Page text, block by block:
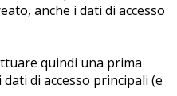
anche i dati di accesso
quindi una prima
di accesso principali (e